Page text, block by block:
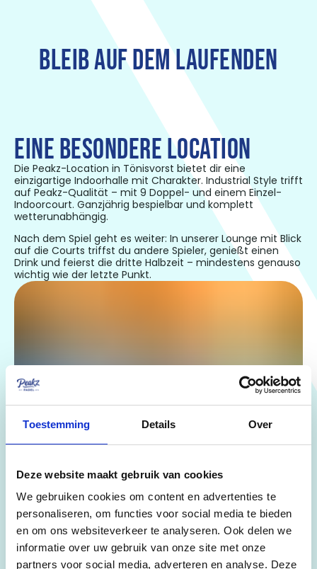
Toestemming Details Over
Deze website maakt gebruik van cookies
We gebruiken cookies om content en advertenties te
personaliseren, om functies voor social media te bieden
en om ons websiteverkeer te analyseren. Ook delen we
informatie over uw gebruik van onze site met onze
partners voor social media, adverteren en analyse. Deze
BLEIB AUF DEM LAUFENDEN
EINE BESONDERE LOCATION
Die Peakz-Location in Tönisvorst bietet dir eine
einzigartige Indoorhalle mit Charakter. Industrial Style trifft
auf Peakz-Qualität – mit 9 Doppel- und einem Einzel-
Indoorcourt. Ganzjährig bespielbar und komplett
wetterunabhängig.
Nach dem Spiel geht es weiter: In unserer Lounge mit Blick
auf die Courts triffst du andere Spieler, genießt einen
Drink und feierst die dritte Halbzeit – mindestens genauso
wichtig wie der letzte Punkt.
COMMUNITY & EINFACHHEIT
Was Peakz Padel besonders macht? Der Vibe. Hier ist jeder